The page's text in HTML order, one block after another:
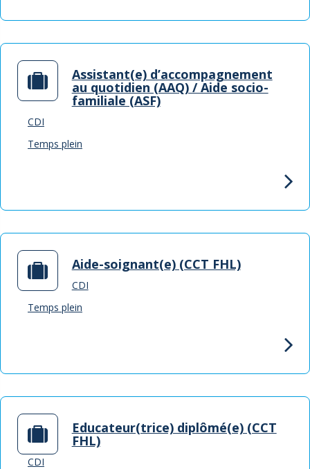
Assistant(e) d’accompagnement
au quotidien (AAQ) / Aide socio-
familiale (ASF)
CDI
Temps plein
Aide-soignant(e) (CCT FHL)
CDI
Temps plein
Educateur(trice) diplômé(e) (CCT
FHL)
CDI